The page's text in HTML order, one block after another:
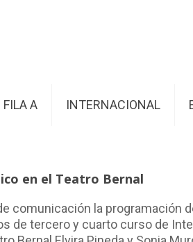
FILA A INTERNACIONAL
en el Teatro Bernal
comunicación la programación
de tercero y cuarto curso de